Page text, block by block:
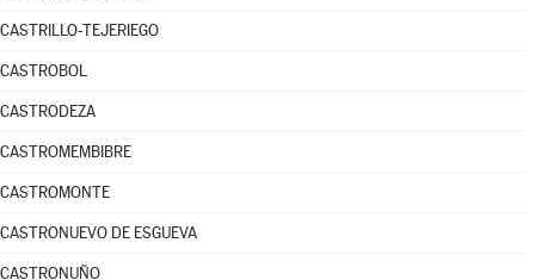
CASTRILLO-TEJERIEGO
CASTROBOL
CASTRODEZA
CASTROMEMBIBRE
CASTROMONTE
CASTRONUEVO DE ESGUEVA
CASTRONUÑO